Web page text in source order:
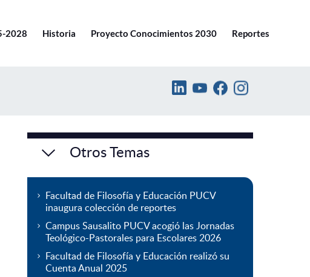
2028 Historia Proyecto Conocimientos 2030 Reportes
Otros Temas
Facultad de Filosofía y Educación PUCV
inaugura colección de reportes
Campus Sausalito PUCV acogió las Jornadas
Teológico-Pastorales para Escolares 2026
Facultad de Filosofía y Educación realizó su
Cuenta Anual 2025